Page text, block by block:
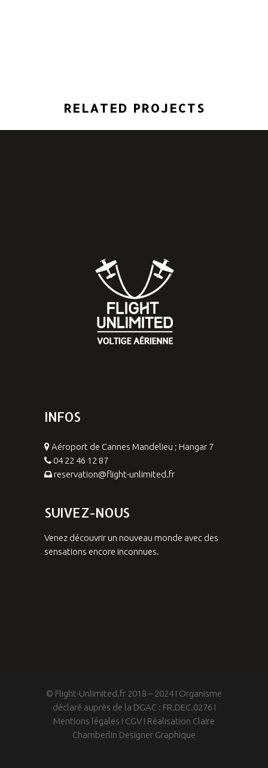
RELATED PROJECTS
INFOS
Aéroport de Cannes Mandelieu ; Hangar 7
04 22 46 12 87
reservation@flight-unlimited.fr
SUIVEZ-NOUS
Venez découvrir un nouveau monde avec des
sensations encore inconnues.
© Flight-Unlimited.fr 2018 – 2024 I Organisme
déclaré auprès de la DGAC : FR.DEC.0276 I
Mentions légales I CGV I Réalisation Claire
Chamberlin Designer Graphique